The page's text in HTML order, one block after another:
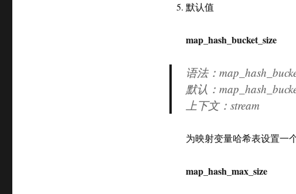
默认值
map_hash_bucket_size
语法：
默认：
上下文：stream
为映射变量哈希表设置一
map_hash_max_size